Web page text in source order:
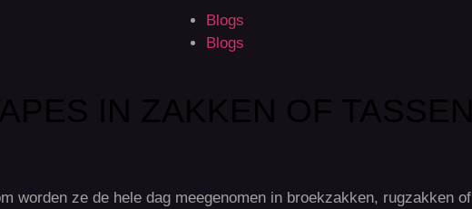
Blogs
Blogs
worden ze de hele dag meegenomen in broekzakken, rugzakken of